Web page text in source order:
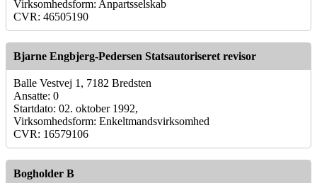
Virksomhedsform: Anpartsselskab
CVR: 46505190
Bjarne Engbjerg-Pedersen Statsautoriseret revisor
Balle Vestvej 1, 7182 Bredsten
Ansatte: 0
Startdato: 02. oktober 1992,
Virksomhedsform: Enkeltmandsvirksomhed
CVR: 16579106
Bogholder B